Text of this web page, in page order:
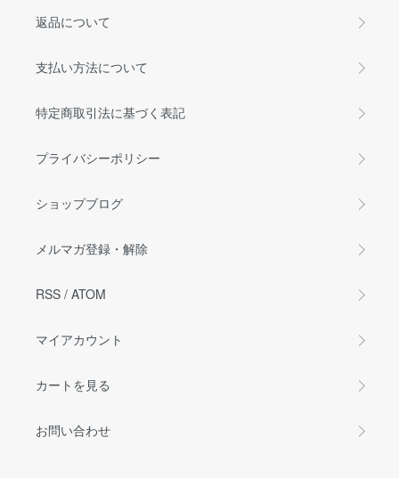
返品について
支払い方法について
特定商取引法に基づく表記
プライバシーポリシー
ショップブログ
メルマガ登録・解除
RSS / ATOM
マイアカウント
カートを見る
お問い合わせ